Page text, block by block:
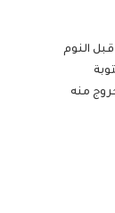
قبل النوم
منه